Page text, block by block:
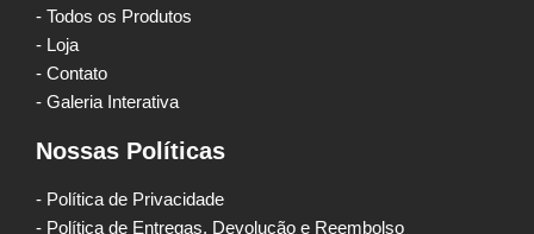
- Todos os Produtos
- Loja
- Contato
- Galeria Interativa
Nossas Políticas
- Política de Privacidade
- Política de Entregas, Devolução e Reembolso